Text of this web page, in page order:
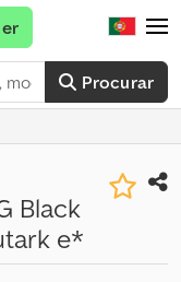
Procurar
Black
e*